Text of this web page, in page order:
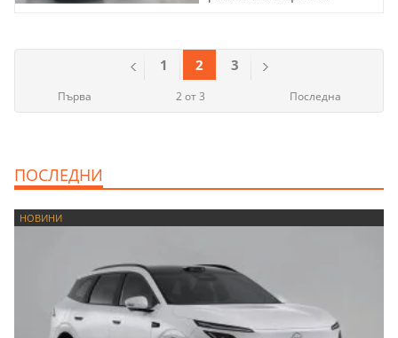
2 от 3 Последна
1 2 3
Първа
ПОСЛЕДНИ
НОВИНИ